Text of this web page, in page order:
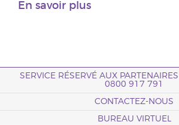
En savoir plus
SERVICE RÉSERVÉ AUX
0800 917 791
CONTACTEZ-NOUS
BUREAU VIRTUEL